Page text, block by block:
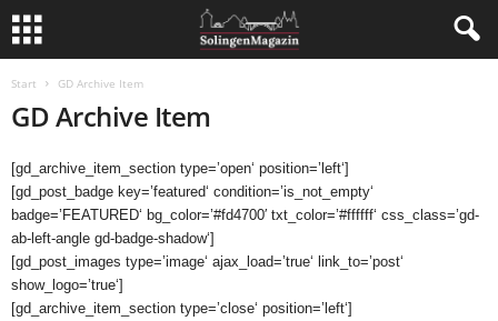
Start GD Archive Item
GD Archive Item
[gd_archive_item_section type=’open‘ position=’left‘]
[gd_post_badge key=’featured‘ condition=’is_not_empty‘
badge=’FEATURED‘ bg_color=’#fd4700′ txt_color=’#ffffff‘ css_class=’gd-
ab-left-angle gd-badge-shadow‘]
[gd_post_images type=’image‘ ajax_load=’true‘ link_to=’post‘
show_logo=’true‘]
[gd_archive_item_section type=’close‘ position=’left‘]